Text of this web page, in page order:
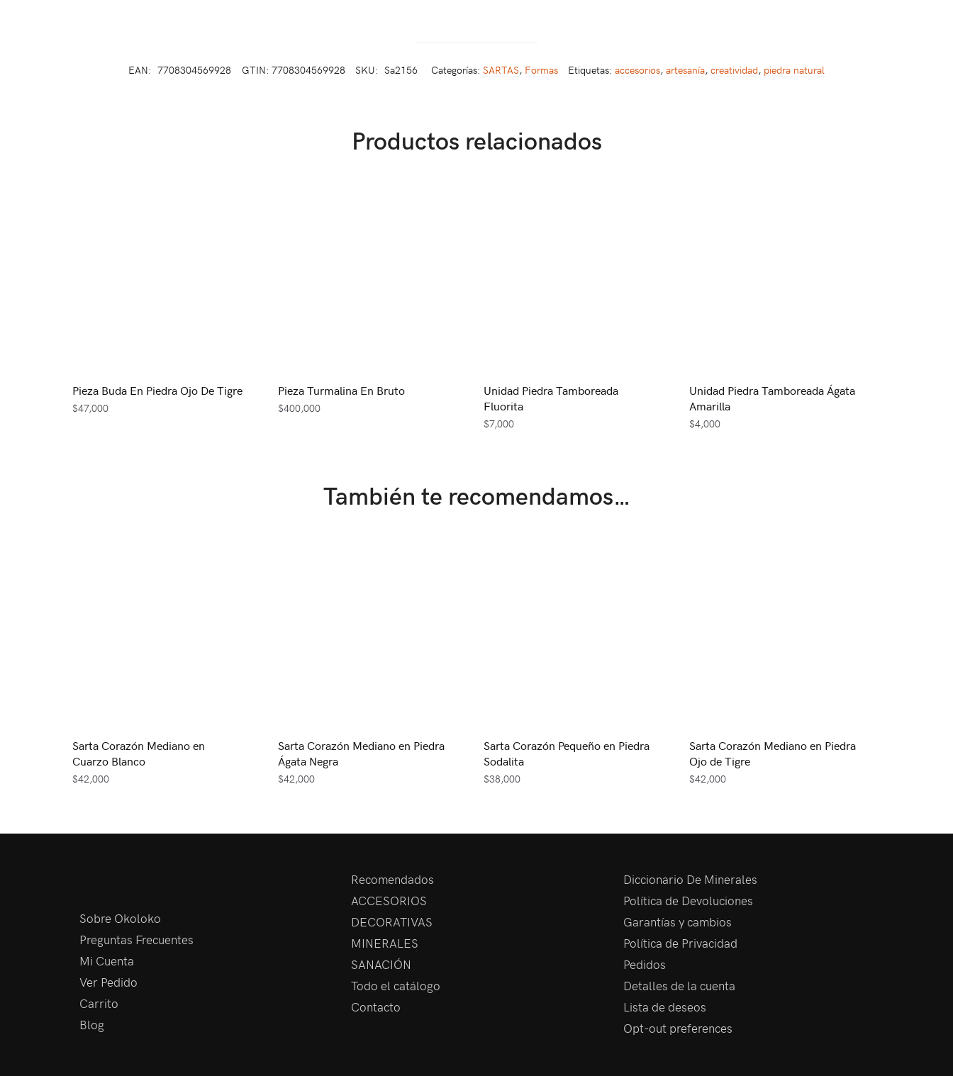
EAN: 7708304569928 GTIN: 7708304569928 SKU: Sa2156 Categorías: SARTAS, Formas Etiquetas: accesorios, artesanía, creatividad, piedra natural
Productos relacionados
Pieza Buda En Piedra Ojo De Tigre
$47,000
Pieza Turmalina En Bruto
$400,000
Unidad Piedra Tamboreada
Fluorita
$7,000
Unidad Piedra Tamboreada Ágata
Amarilla
$4,000
También te recomendamos…
Sarta Corazón Mediano en
Cuarzo Blanco
$42,000
Sarta Corazón Mediano en Piedra
Ágata Negra
$42,000
Sarta Corazón Pequeño en Piedra
Sodalita
$38,000
Sarta Corazón Mediano en Piedra
Ojo de Tigre
$42,000
Sobre Okoloko
Preguntas Frecuentes
Mi Cuenta
Ver Pedido
Carrito
Blog
Recomendados
ACCESORIOS
DECORATIVAS
MINERALES
SANACIÓN
Todo el catálogo
Contacto
Diccionario De Minerales
Política de Devoluciones
Garantías y cambios
Política de Privacidad
Pedidos
Detalles de la cuenta
Lista de deseos
Opt-out preferences